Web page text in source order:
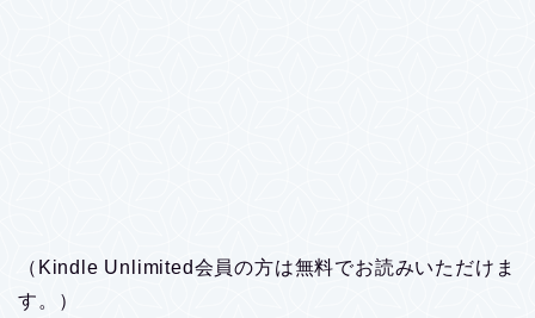
（Kindle Unlimited会員の方は無料でお読みいただけま
す。）